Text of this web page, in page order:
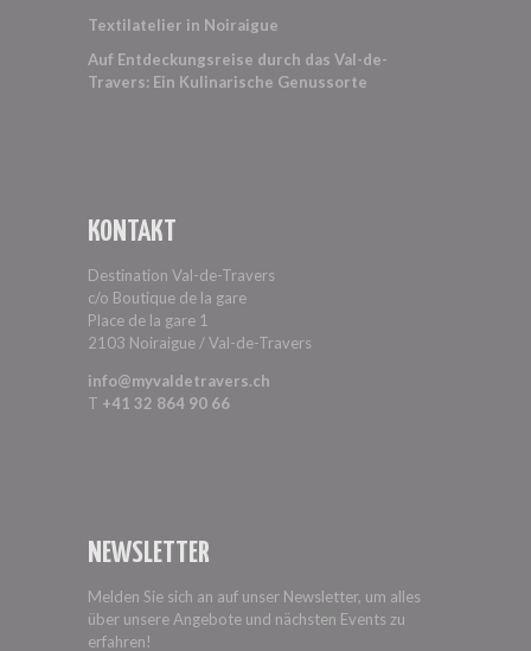
Textilatelier in Noiraigue
Auf Entdeckungsreise durch das Val-de-
Travers: Ein Kulinarische Genussorte
KONTAKT
Destination Val-de-Travers
c/o Boutique de la gare
Place de la gare 1
2103 Noiraigue / Val-de-Travers
info@myvaldetravers.ch
T +41 32 864 90 66
NEWSLETTER
Melden Sie sich an auf unser Newsletter, um alles
über unsere Angebote und nächsten Events zu
erfahren!